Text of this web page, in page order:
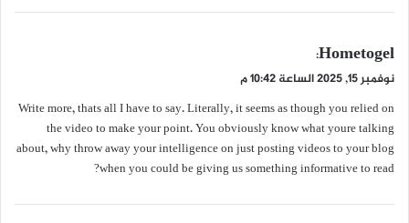
ي
ق
ل
Hometogel
:
نوفمبر 15, 2025 الساعة 10:42 م
Write more, thats all I have to say. Literally, it seems as though you relied on
the video to make your point. You obviously know what youre talking
about, why throw away your intelligence on just posting videos to your blog
when you could be giving us something informative to read?